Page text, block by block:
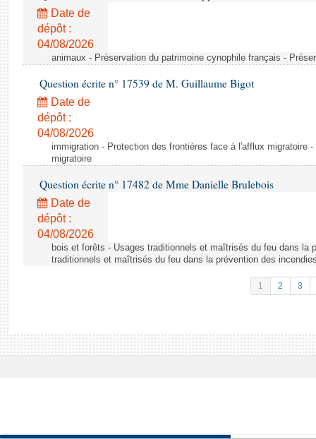
Date de
dépôt :
04/08/2026
animaux - Préservation du patrimoine cynophile français -
Question écrite n° 17539 de M. Guillaume Bigot
Date de
dépôt :
04/08/2026
immigration - Protection des frontières face à l'afflux migratoire
migratoire
Question écrite n° 17482 de Mme Danielle Brulebois
Date de
dépôt :
04/08/2026
bois et forêts - Usages traditionnels et maîtrisés du feu dans la
traditionnels et maîtrisés du feu dans la prévention des
1 2 3